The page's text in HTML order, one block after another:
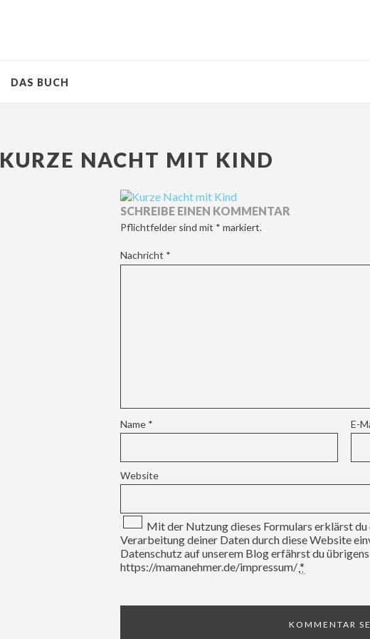
DAS BUCH
KURZE NACHT MIT KIND
SCHREIBE EINEN KOMMENTAR
Pflichtfelder sind mit * markiert.
Nachricht *
Name * E-
Website
Mit der Nutzung dieses Formulars erklärst du
Verarbeitung deiner Daten durch diese Website
Datenschutz auf unserem Blog erfährst du
https://mamanehmer.de/impressum/*